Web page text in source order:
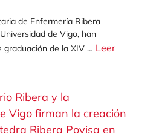
de Enfermería Ribera
de Vigo, han
graduación de la XIV … Leer
Ribera y la
Vigo firman la creación
Ribera Povisa en